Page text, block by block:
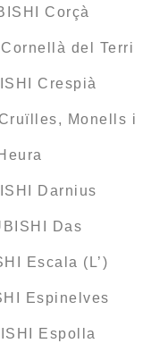
Corçà
del Terri
Crespià
Monells i
Darnius
Das
Escala (L’)
Espinelves
Espolla